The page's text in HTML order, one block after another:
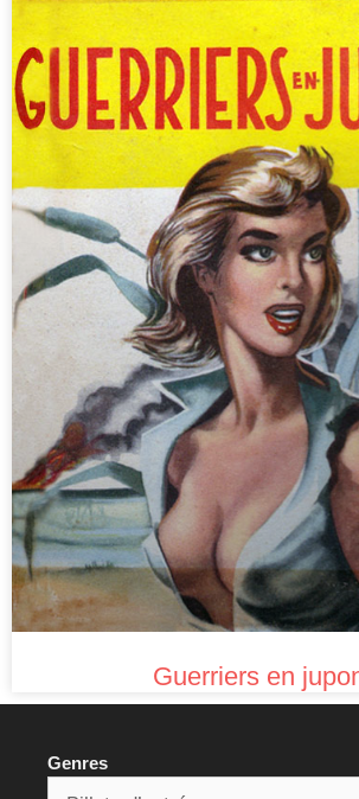
Guerriers en
Genres